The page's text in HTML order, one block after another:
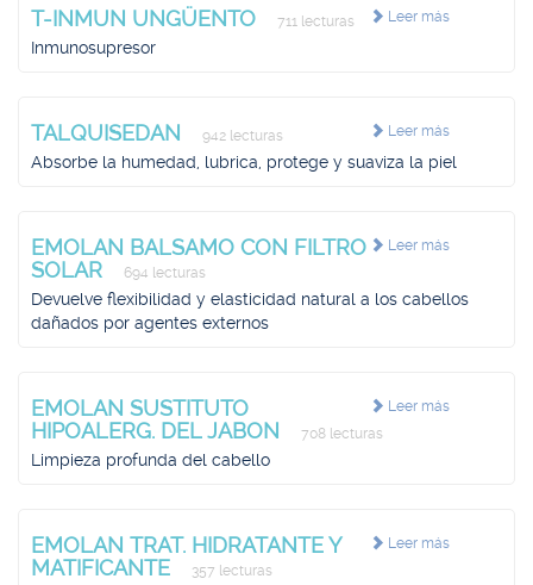
Leer más
T-INMUN UNGÜENTO 711 lecturas
Inmunosupresor
Leer más
TALQUISEDAN 942 lecturas
Absorbe la humedad, lubrica, protege y suaviza la piel
Leer más
EMOLAN BALSAMO CON FILTRO
SOLAR
694 lecturas
Devuelve flexibilidad y elasticidad natural a los cabellos
dañados por agentes externos
Leer más
EMOLAN SUSTITUTO
HIPOALERG. DEL JABON
708 lecturas
Limpieza profunda del cabello
Leer más
EMOLAN TRAT. HIDRATANTE Y
MATIFICANTE
357 lecturas